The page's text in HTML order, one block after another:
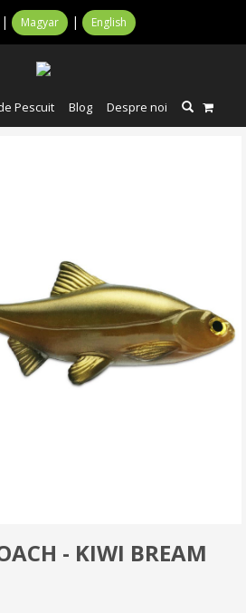
| Magyar | English
Pescuit Blog Despre noi
- KIWI BREAM